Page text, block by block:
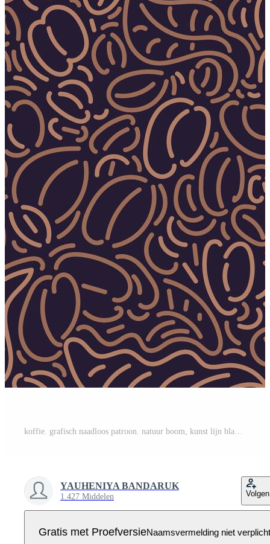
koffie. grafisch naadloos patroon. natuur boom, kunst lijn blad, Boon, korrel. schetsen hand- getrokken illustratie Aan zwart achtergrond. aroma drankje. retro afdrukken, abstract textiel voor mode Pro Vector
YAUHENIYA BANDARUK
1.427 Middelen Volgen
Gratis met ProefversieNaamsvermelding niet verplicht